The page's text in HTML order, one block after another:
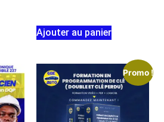
Ajouter au panier
Promo !